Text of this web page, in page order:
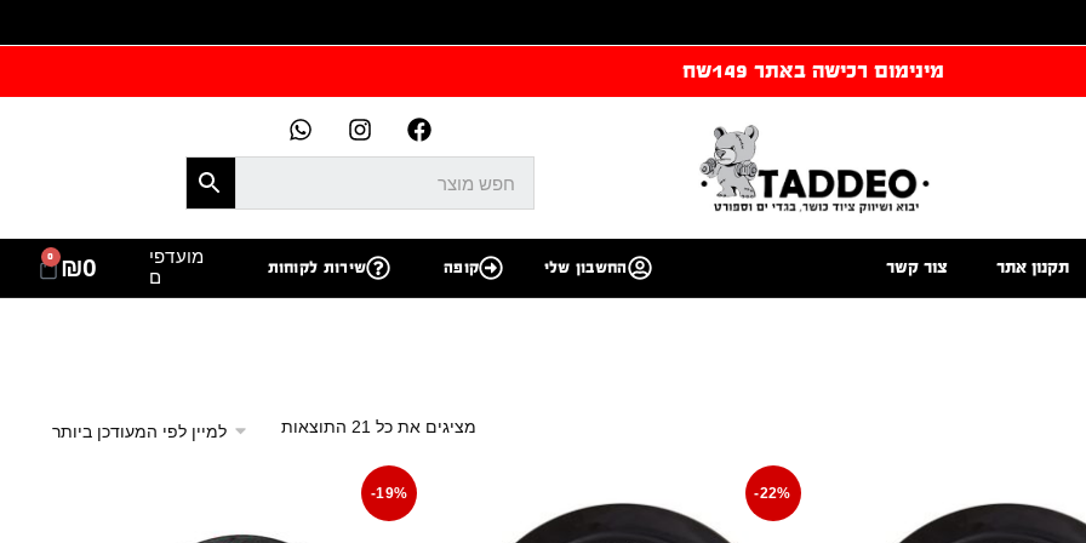
מינימום רכישה באתר 149שח
תקנון אתר צור קשר החשבון שלי קופה שירות לקוחות
מועדפי
ם
₪0
0
מציגים את כל ⁦21⁩ התוצאות
-22%
-19%